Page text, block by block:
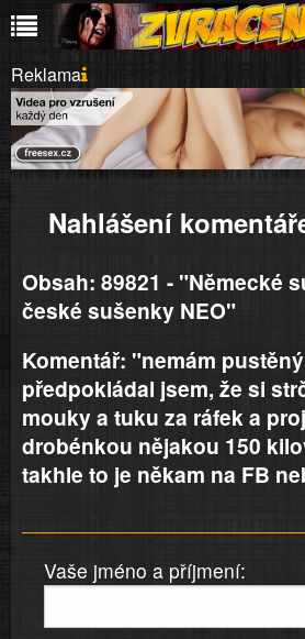
Reklama
Nahlášení
Obsah: 89821 - "Německé
české sušenky NEO"
Komentář: "nemám
předpokládal jsem, že si
mouky a tuku za ráfek a
drobénkou nějakou 150
takhle to je někam na FB
Vaše jméno a příjmení: